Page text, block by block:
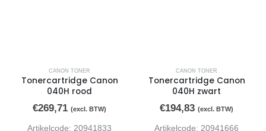
CANON TONER
Tonercartridge Canon
040H rood
€269,71 (excl. BTW)
Artikelcode: 20941833
CANON TONER
Tonercartridge Canon
040H zwart
€194,83 (excl. BTW)
Artikelcode: 20941666